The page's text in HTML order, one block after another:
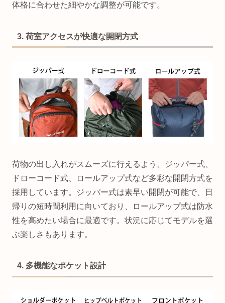
体格に合わせた細やかな調整が可能です。
3. 荷室アクセスが快適な開閉方式
荷物の出し入れがスムーズに行えるよう、ジッパー式、
ドローコード式、ロールアップ式など多彩な開閉方式を
採用しています。ジッパー式は素早い開閉が可能で、日
帰りの短時間利用に向いており、ロールアップ式は防水
性を高めたい場合に最適です。状況に応じてモデルを選
ぶ楽しさもあります。
4. 多機能なポケット設計